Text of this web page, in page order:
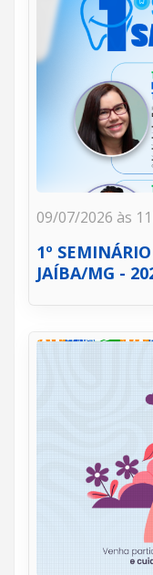
09/07/2026 às
1º
JAÍBA/MG -